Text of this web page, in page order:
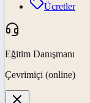
Ücretler
Eğitim Danışmanı
Çevrimiçi (online)